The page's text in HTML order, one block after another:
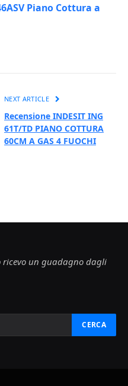
Piano Cottura a
NEXT ARTICLE
Recensione INDESIT ING
61T/TD PIANO COTTURA
60CM A GAS 4 FUOCHI
un guadagno dagli